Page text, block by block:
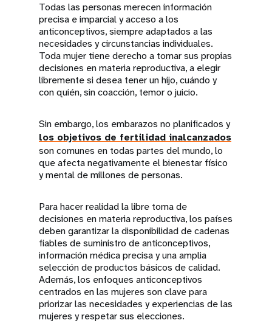
Todas las personas merecen información
precisa e imparcial y acceso a los
anticonceptivos, siempre adaptados a las
necesidades y circunstancias individuales.
Toda mujer tiene derecho a tomar sus propias
decisiones en materia reproductiva, a elegir
libremente si desea tener un hijo, cuándo y
con quién, sin coacción, temor o juicio.
Sin embargo, los embarazos no planificados y
los objetivos de fertilidad inalcanzados
son comunes en todas partes del mundo, lo
que afecta negativamente el bienestar físico
y mental de millones de personas.
Para hacer realidad la libre toma de
decisiones en materia reproductiva, los países
deben garantizar la disponibilidad de cadenas
fiables de suministro de anticonceptivos,
información médica precisa y una amplia
selección de productos básicos de calidad.
Además, los enfoques anticonceptivos
centrados en las mujeres son clave para
priorizar las necesidades y experiencias de las
mujeres y respetar sus elecciones.